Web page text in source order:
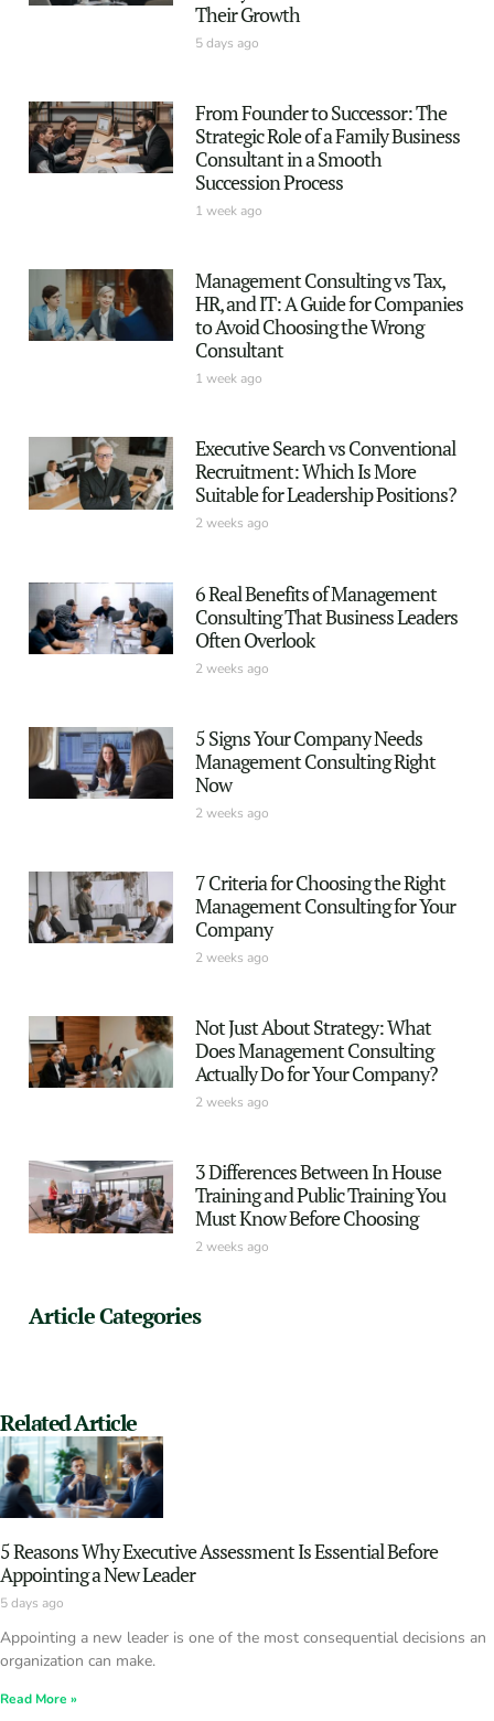
Their Growth
5 days ago
From Founder to Successor: The
Strategic Role of a Family Business
Consultant in a Smooth
Succession Process
1 week ago
Management Consulting vs Tax,
HR, and IT: A Guide for Companies
to Avoid Choosing the Wrong
Consultant
1 week ago
Executive Search vs Conventional
Recruitment: Which Is More
Suitable for Leadership Positions?
2 weeks ago
6 Real Benefits of Management
Consulting That Business Leaders
Often Overlook
2 weeks ago
5 Signs Your Company Needs
Management Consulting Right
Now
2 weeks ago
7 Criteria for Choosing the Right
Management Consulting for Your
Company
2 weeks ago
Not Just About Strategy: What
Does Management Consulting
Actually Do for Your Company?
2 weeks ago
3 Differences Between In House
Training and Public Training You
Must Know Before Choosing
2 weeks ago
Article Categories
Related Article
5 Reasons Why Executive Assessment Is Essential Before
Appointing a New Leader
5 days ago
Appointing a new leader is one of the most consequential decisions an
organization can make.
Read More »